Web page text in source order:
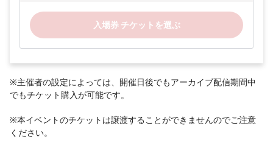
入場券 チケットを選ぶ
※主催者の設定によっては、開催日後でもアーカイブ配信期間中
でもチケット購入が可能です。
※本イベントのチケットは譲渡することができませんのでご注意
ください。